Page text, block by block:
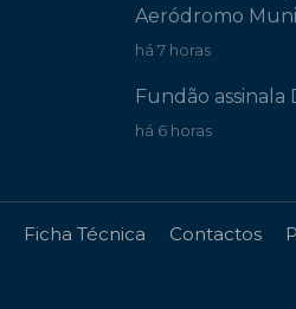
Aeródromo
há 7 horas
Fundão
há 6 horas
Ficha Técnica Contactos